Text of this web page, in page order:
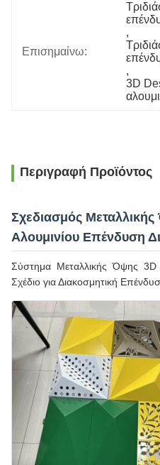
Επισημαίνω:
,
,
3D
Περιγραφή Προϊόντος
Σχεδιασμός
Αλουμινίου Επένδυση
Σύστημα Μεταλλικής Όψης 3D
Σχέδιο για Διακοσμητική